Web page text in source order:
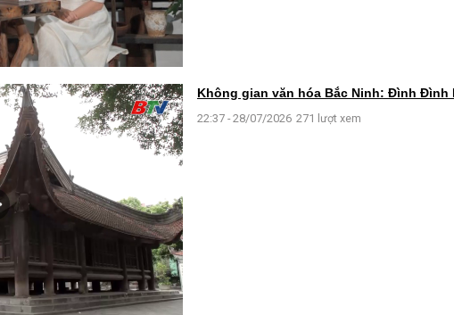
Không gian văn hóa Bắc Ninh: Đình
22:37 - 28/07/2026 271 lượt xem